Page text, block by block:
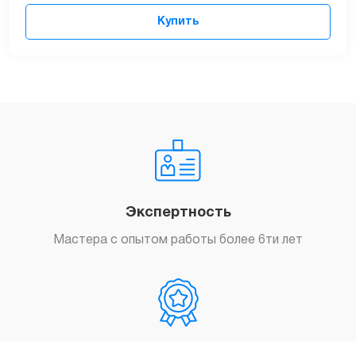
Купить
Экспертность
Мастера с опытом работы более 6ти лет